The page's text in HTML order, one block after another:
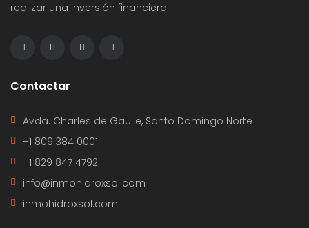
realizar una inversión financiera.
Contactar
Avda. Charles de Gaulle, Santo Domingo Norte
+1 809 384 0001
+1 829 847 4792
info@inmohidroxsol.com
inmohidroxsol.com